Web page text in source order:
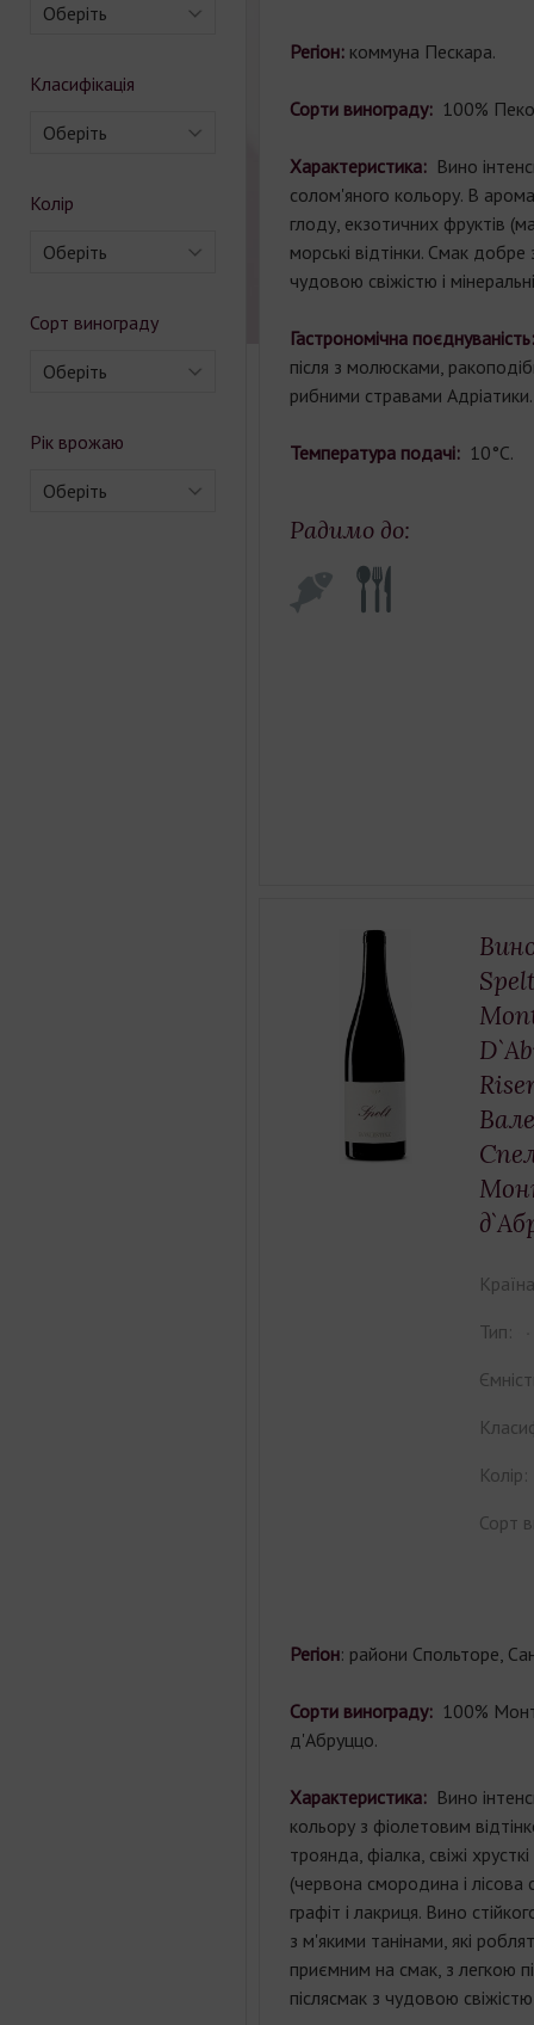
Оберіть
Класифікація
Оберіть
Колір
Оберіть
Сорт винограду
Оберіть
Рік врожаю
Оберіть
Регіон: коммуна Пескара.
Сорти винограду: 100%
Характеристика: Вино
солом'яного кольору. В
глоду, екзотичних фруктів
морські відтінки. Смак
чудовою свіжістю і
Гастрономічна
після з молюсками,
рибними стравами
Температура подачі: 10°С.
Радимо до:
Тип:
Колір:
Сорт
Регіон: райони Спольторе,
Сорти винограду: 100%
д'Абруццо.
Характеристика: Вино
кольору з фіолетовим
троянда, фіалка, свіжі
(червона смородина і лісова
графіт і лакриця. Вино
з м'якими танінами, які
приємним на смак, з легкою
післясмак з чудовою свіжістю